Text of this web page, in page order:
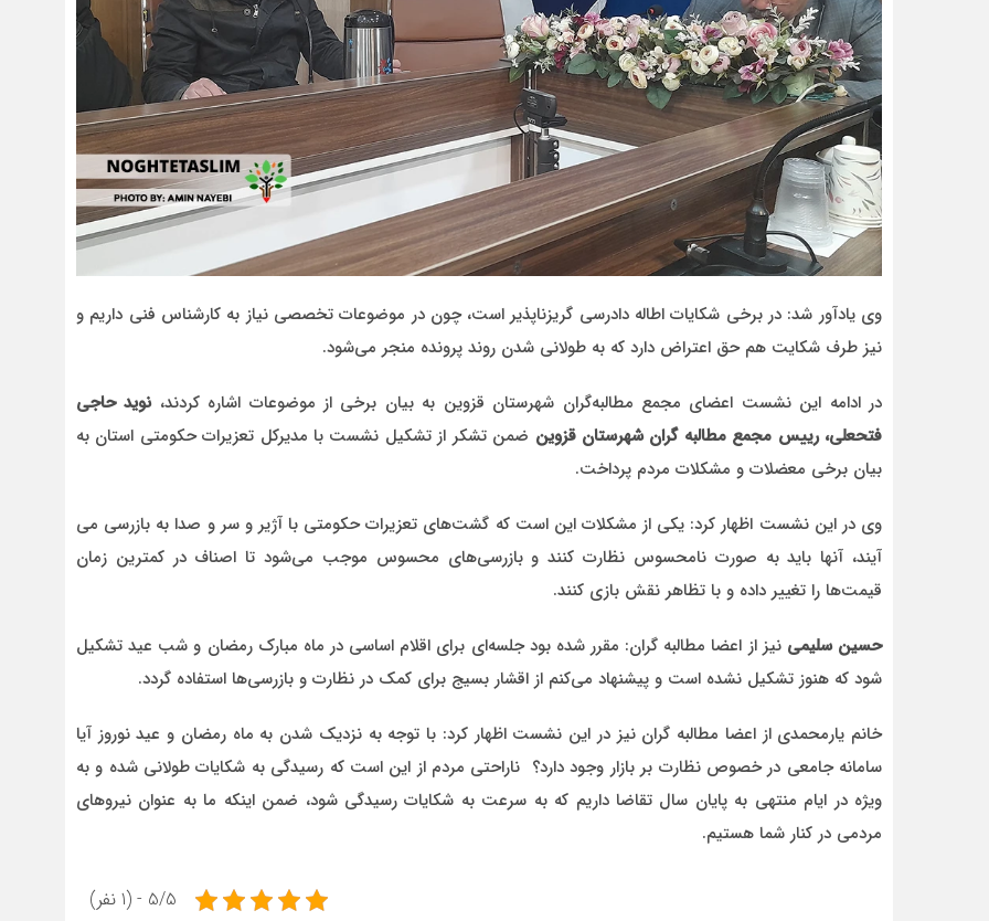
وی یادآور شد: در برخی شکایات اطاله دادرسی گریزناپذیر است، چون در موضوعات تخصصی نیاز به کارشناس فنی داریم و
نیز طرف شکایت هم حق اعتراض دارد که به طولانی شدن روند پرونده منجر می‌شود.
در ادامه این نشست اعضای مجمع مطالبه‌گران شهرستان قزوین به بیان برخی از موضوعات اشاره کردند،نوید حاجی
فتحعلی، رییس مجمع مطالبه گران شهرستان قزوین ضمن تشکر از تشکیل نشست با مدیرکل تعزیرات حکومتی استان به
بیان برخی معضلات و مشکلات مردم پرداخت.
وی در این نشست اظهار کرد: یکی از مشکلات این است که گشت‌های تعزیرات حکومتی با آژیر و سر و صدا به بازرسی می
آیند، آنها باید به صورت نامحسوس نظارت کنند و بازرسی‌های محسوس موجب می‌شود تا اصناف در کمترین زمان
قیمت‌ها را تغییر داده و با تظاهر نقش بازی کنند.
حسین سلیمی نیز از اعضا مطالبه گران: مقرر شده بود جلسه‌ای برای اقلام اساسی در ماه مبارک رمضان و شب عید تشکیل
شود که هنوز تشکیل نشده است و پیشنهاد می‌کنم از اقشار بسیج برای کمک در نظارت و بازرسی‌ها استفاده گردد.
خانم یارمحمدی از اعضا مطالبه گران نیز در این نشست اظهار کرد: با توجه به نزدیک شدن به ماه رمضان و عید نوروز آیا
سامانه جامعی در خصوص نظارت بر بازار وجود دارد؟ ناراحتی مردم از این است که رسیدگی به شکایات طولانی شده و به
ویژه در ایام منتهی به پایان سال تقاضا داریم که به سرعت به شکایات رسیدگی شود، ضمن اینکه ما به عنوان نیروهای
مردمی در کنار شما هستیم.
5/5 - (1 نفر)